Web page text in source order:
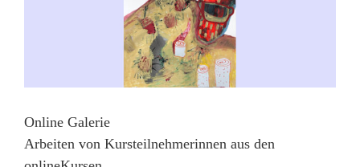
Online Galerie
Arbeiten von Kursteilnehmerinnen aus den